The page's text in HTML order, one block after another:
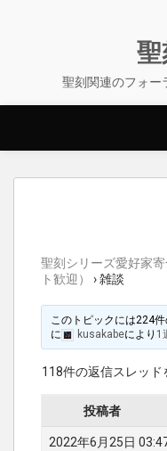
聖刻関連のフォー
聖刻シリーズ愛好家
ト歓迎）
›雑談
このトピックには224
に
kusakabeにより 1
118件の返信スレッド
投稿者
2022年6月25日